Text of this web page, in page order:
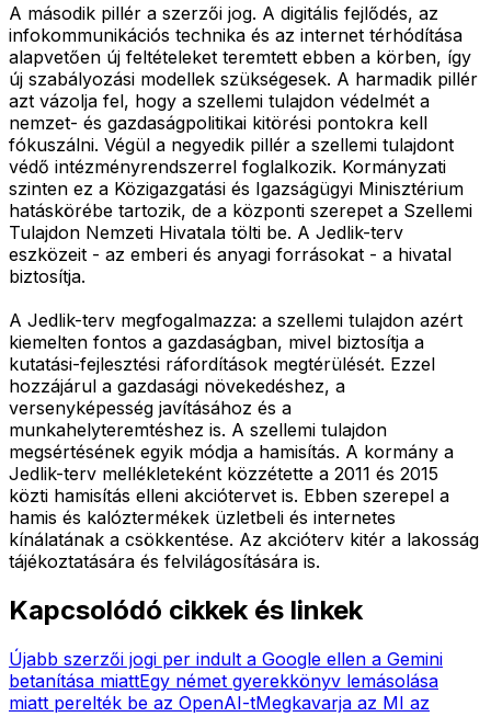
A második pillér a szerzői jog. A digitális fejlődés, az
infokommunikációs technika és az internet térhódítása
alapvetően új feltételeket teremtett ebben a körben, így
új szabályozási modellek szükségesek. A harmadik pillér
azt vázolja fel, hogy a szellemi tulajdon védelmét a
nemzet- és gazdaságpolitikai kitörési pontokra kell
fókuszálni. Végül a negyedik pillér a szellemi tulajdont
védő intézményrendszerrel foglalkozik. Kormányzati
szinten ez a Közigazgatási és Igazságügyi Minisztérium
hatáskörébe tartozik, de a központi szerepet a Szellemi
Tulajdon Nemzeti Hivatala tölti be. A Jedlik-terv
eszközeit - az emberi és anyagi forrásokat - a hivatal
biztosítja.
A Jedlik-terv megfogalmazza: a szellemi tulajdon azért
kiemelten fontos a gazdaságban, mivel biztosítja a
kutatási-fejlesztési ráfordítások megtérülését. Ezzel
hozzájárul a gazdasági növekedéshez, a
versenyképesség javításához és a
munkahelyteremtéshez is. A szellemi tulajdon
megsértésének egyik módja a hamisítás. A kormány a
Jedlik-terv mellékleteként közzétette a 2011 és 2015
közti hamisítás elleni akciótervet is. Ebben szerepel a
hamis és kalóztermékek üzletbeli és internetes
kínálatának a csökkentése. Az akcióterv kitér a lakosság
tájékoztatására és felvilágosítására is.
Kapcsolódó cikkek és linkek
Újabb szerzői jogi per indult a Google ellen a Gemini
betanítása miattEgy német gyerekkönyv lemásolása
miatt perelték be az OpenAI-tMegkavarja az MI az